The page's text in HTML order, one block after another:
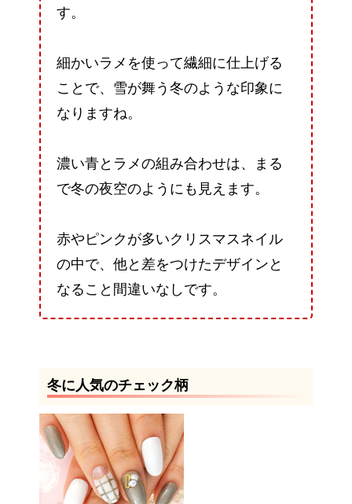
す。
細かいラメを使って繊細に仕上げる
ことで、雪が舞う冬のような印象に
なりますね。
濃い青とラメの組み合わせは、まる
で冬の夜空のようにも見えます。
赤やピンクが多いクリスマスネイル
の中で、他と差をつけたデザインと
なること間違いなしです。
冬に人気のチェック柄